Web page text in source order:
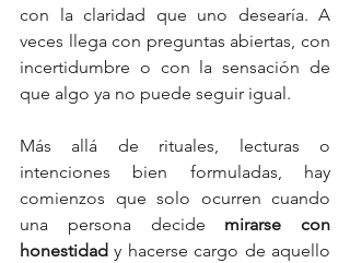
con la claridad que uno desearía. A
veces llega con preguntas abiertas, con
incertidumbre o con la sensación de
que algo ya no puede seguir igual.
Más allá de rituales, lecturas o
intenciones bien formuladas, hay
comienzos que solo ocurren cuando
una persona decide mirarse con
honestidad y hacerse cargo de aquello